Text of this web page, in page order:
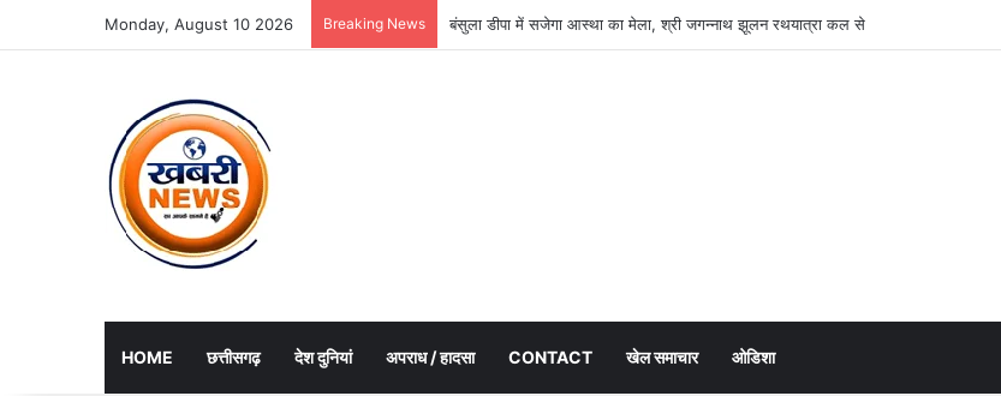
Monday, August 10 2026 Breaking News बंसुला डीपा में सजेगा आस्था का मेला, श्री जगन्नाथ झूलन रथयात्रा कल से
HOME छत्तीसगढ़ देश दुनियां अपराध / हादसा CONTACT खेल समाचार ओडिशा